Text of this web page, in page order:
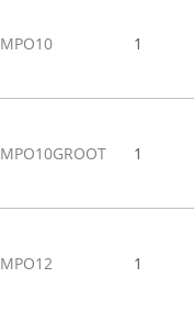
MPO10 1
MPO10GROOT 1
MPO12 1